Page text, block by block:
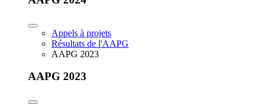
Appels à projets
Résultats de l'AAPG
AAPG 2023
AAPG 2023